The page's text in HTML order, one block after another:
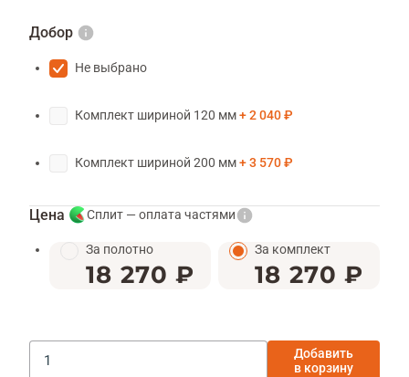
Добор
Не выбрано
Комплект шириной 120 мм 2 040 ₽
Комплект шириной 200 мм 3 570 ₽
Цена Сплит — оплата частями
За полотно
18 270 ₽
За комплект
18 270 ₽
Добавить
в корзину